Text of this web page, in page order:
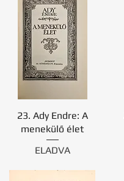
23. Ady Endre: A
menekülő élet
ELADVA